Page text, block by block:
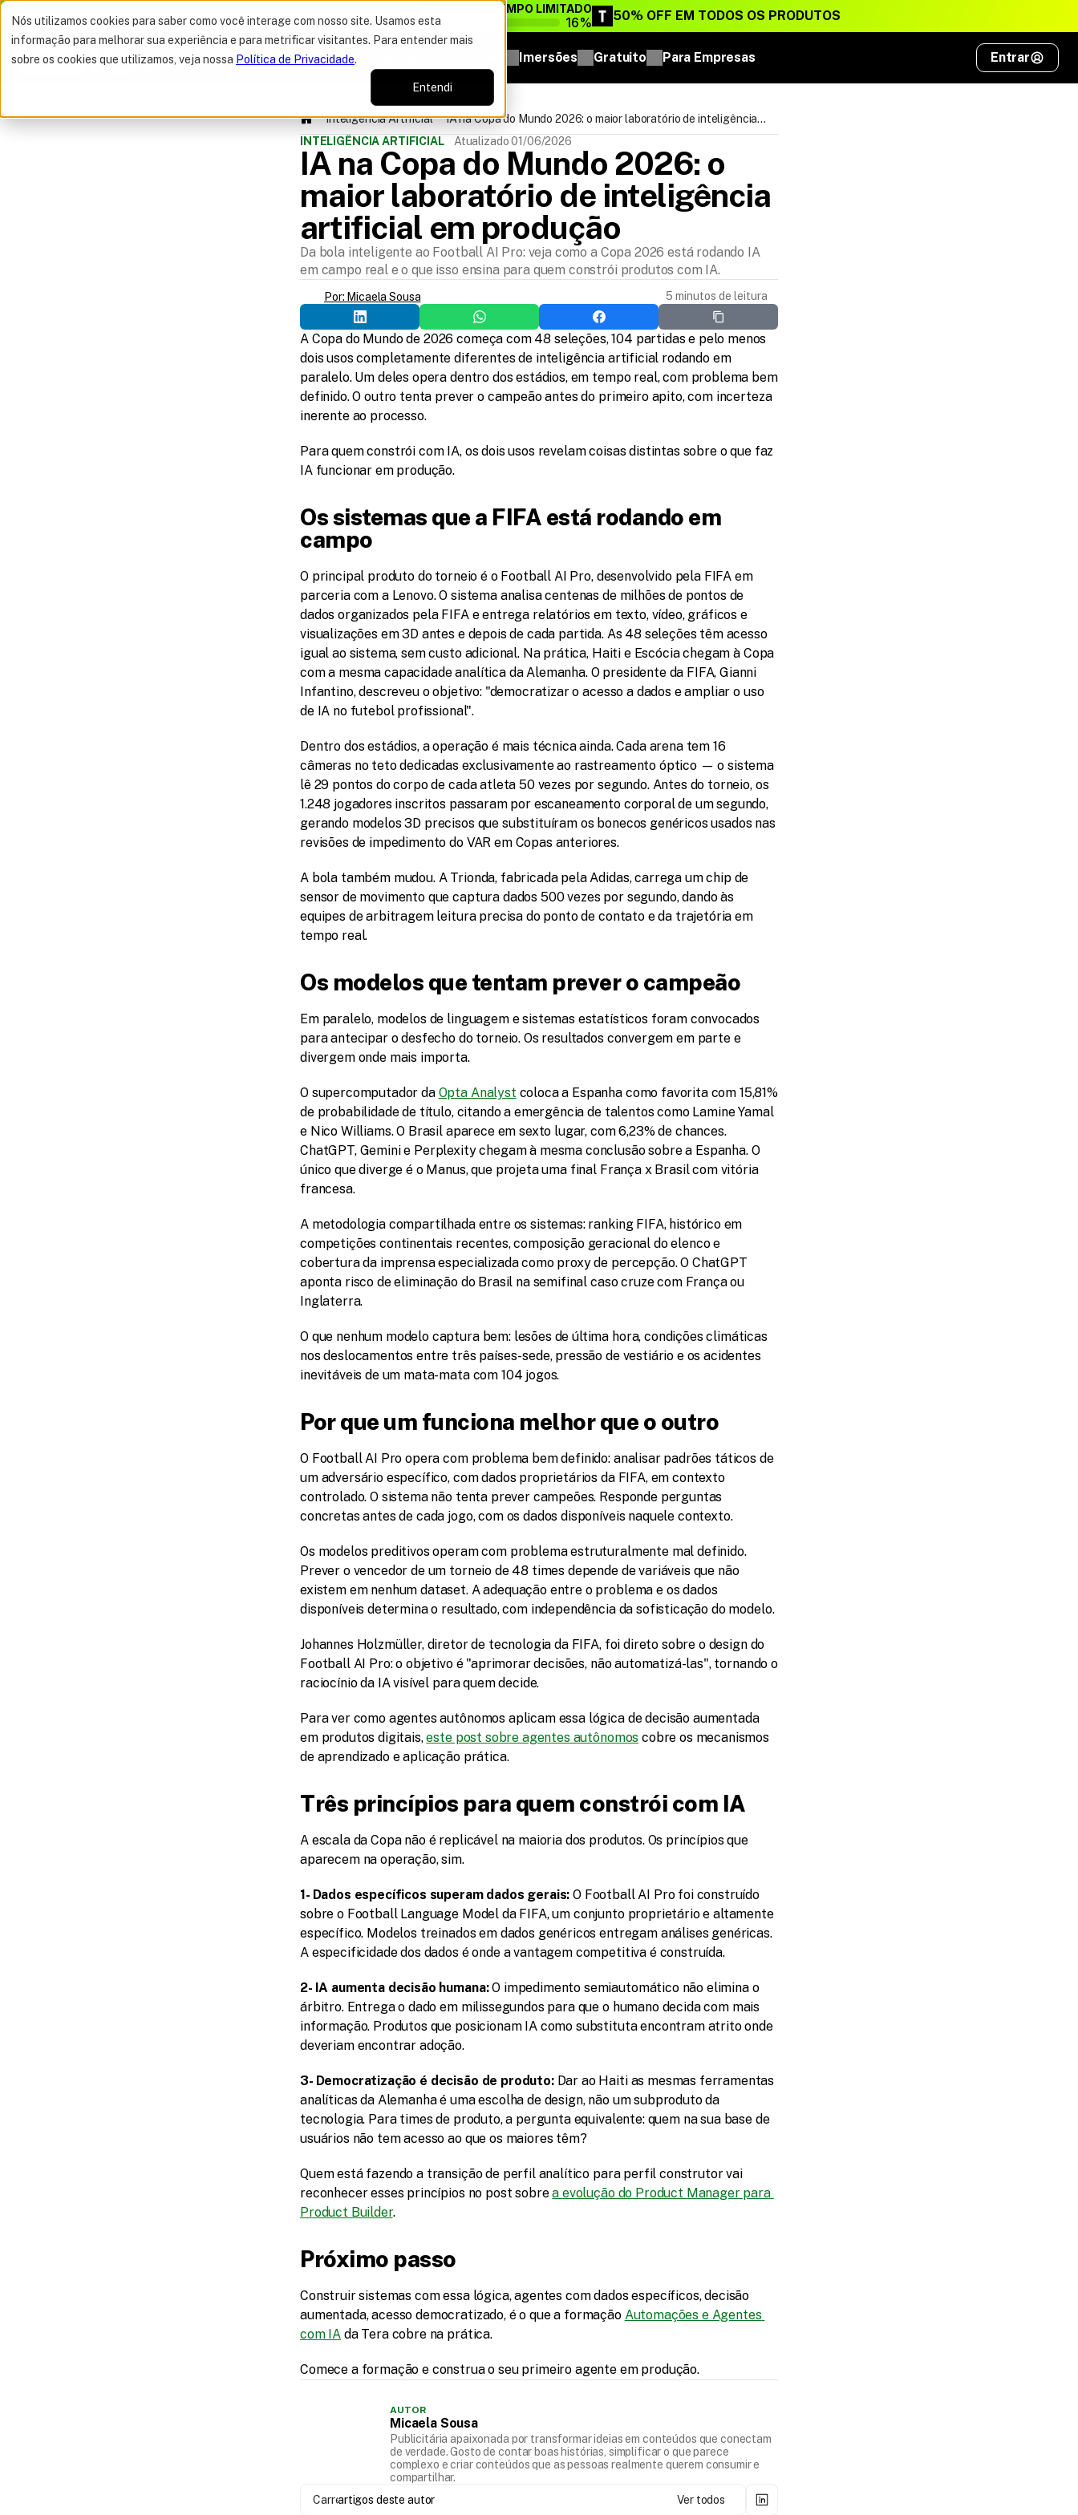
Nós utilizamos cookies para saber como você interage com nosso site. Usamos esta
informação para melhorar sua experiência e para metrificar visitantes. Para entender mais
sobre os cookies que utilizamos, veja nossa Política de Privacidade.
Entendi
Imersões Gratuito Para Empresas Entrar
MELHOR OFERTA DO ANO VAGAS POR TEMPO LIMITADO
16% 50% OFF EM TODOS OS PRODUTOS
Inteligência Artificial
IA na Copa do Mundo 2026: o maior laboratório de inteligência
artificial em produção
INTELIGÊNCIA ARTIFICIAL Atualizado 01/06/2026
IA na Copa do Mundo 2026: o
maior laboratório de inteligência
artificial em produção
Da bola inteligente ao Football AI Pro: veja como a Copa 2026 está rodando IA
em campo real e o que isso ensina para quem constrói produtos com IA.
Por: Micaela Sousa 5 minutos de leitura
A Copa do Mundo de 2026 começa com 48 seleções, 104 partidas e pelo menos
dois usos completamente diferentes de inteligência artificial rodando em
paralelo. Um deles opera dentro dos estádios, em tempo real, com problema bem
definido. O outro tenta prever o campeão antes do primeiro apito, com incerteza
inerente ao processo.
Para quem constrói com IA, os dois usos revelam coisas distintas sobre o que faz
IA funcionar em produção.
Os sistemas que a FIFA está rodando em
campo
O principal produto do torneio é o Football AI Pro, desenvolvido pela FIFA em
parceria com a Lenovo. O sistema analisa centenas de milhões de pontos de
dados organizados pela FIFA e entrega relatórios em texto, vídeo, gráficos e
visualizações em 3D antes e depois de cada partida. As 48 seleções têm acesso
igual ao sistema, sem custo adicional. Na prática, Haiti e Escócia chegam à Copa
com a mesma capacidade analítica da Alemanha. O presidente da FIFA, Gianni
Infantino, descreveu o objetivo: "democratizar o acesso a dados e ampliar o uso
de IA no futebol profissional".
Dentro dos estádios, a operação é mais técnica ainda. Cada arena tem 16
câmeras no teto dedicadas exclusivamente ao rastreamento óptico — o sistema
lê 29 pontos do corpo de cada atleta 50 vezes por segundo. Antes do torneio, os
1.248 jogadores inscritos passaram por escaneamento corporal de um segundo,
gerando modelos 3D precisos que substituíram os bonecos genéricos usados nas
revisões de impedimento do VAR em Copas anteriores.
A bola também mudou. A Trionda, fabricada pela Adidas, carrega um chip de
sensor de movimento que captura dados 500 vezes por segundo, dando às
equipes de arbitragem leitura precisa do ponto de contato e da trajetória em
tempo real.
Os modelos que tentam prever o campeão
Em paralelo, modelos de linguagem e sistemas estatísticos foram convocados
para antecipar o desfecho do torneio. Os resultados convergem em parte e
divergem onde mais importa.
O supercomputador da Opta Analyst coloca a Espanha como favorita com 15,81%
de probabilidade de título, citando a emergência de talentos como Lamine Yamal
e Nico Williams. O Brasil aparece em sexto lugar, com 6,23% de chances.
ChatGPT, Gemini e Perplexity chegam à mesma conclusão sobre a Espanha. O
único que diverge é o Manus, que projeta uma final França x Brasil com vitória
francesa.
A metodologia compartilhada entre os sistemas: ranking FIFA, histórico em
competições continentais recentes, composição geracional do elenco e
cobertura da imprensa especializada como proxy de percepção. O ChatGPT
aponta risco de eliminação do Brasil na semifinal caso cruze com França ou
Inglaterra.
O que nenhum modelo captura bem: lesões de última hora, condições climáticas
nos deslocamentos entre três países-sede, pressão de vestiário e os acidentes
inevitáveis de um mata-mata com 104 jogos.
Por que um funciona melhor que o outro
O Football AI Pro opera com problema bem definido: analisar padrões táticos de
um adversário específico, com dados proprietários da FIFA, em contexto
controlado. O sistema não tenta prever campeões. Responde perguntas
concretas antes de cada jogo, com os dados disponíveis naquele contexto.
Os modelos preditivos operam com problema estruturalmente mal definido.
Prever o vencedor de um torneio de 48 times depende de variáveis que não
existem em nenhum dataset. A adequação entre o problema e os dados
disponíveis determina o resultado, com independência da sofisticação do modelo.
Johannes Holzmüller, diretor de tecnologia da FIFA, foi direto sobre o design do
Football AI Pro: o objetivo é "aprimorar decisões, não automatizá-las", tornando o
raciocínio da IA visível para quem decide.
Para ver como agentes autônomos aplicam essa lógica de decisão aumentada
em produtos digitais, este post sobre agentes autônomos cobre os mecanismos
de aprendizado e aplicação prática.
Três princípios para quem constrói com IA
A escala da Copa não é replicável na maioria dos produtos. Os princípios que
aparecem na operação, sim.
1- Dados específicos superam dados gerais: O Football AI Pro foi construído
sobre o Football Language Model da FIFA, um conjunto proprietário e altamente
específico. Modelos treinados em dados genéricos entregam análises genéricas.
A especificidade dos dados é onde a vantagem competitiva é construída.
2- IA aumenta decisão humana: O impedimento semiautomático não elimina o
árbitro. Entrega o dado em milissegundos para que o humano decida com mais
informação. Produtos que posicionam IA como substituta encontram atrito onde
deveriam encontrar adoção.
3- Democratização é decisão de produto: Dar ao Haiti as mesmas ferramentas
analíticas da Alemanha é uma escolha de design, não um subproduto da
tecnologia. Para times de produto, a pergunta equivalente: quem na sua base de
usuários não tem acesso ao que os maiores têm?
Quem está fazendo a transição de perfil analítico para perfil construtor vai
reconhecer esses princípios no post sobre a evolução do Product Manager para
Product Builder.
Próximo passo
Construir sistemas com essa lógica, agentes com dados específicos, decisão
aumentada, acesso democratizado, é o que a formação Automações e Agentes
com IA da Tera cobre na prática.
Comece a formação e construa o seu primeiro agente em produção.
AUTOR
Micaela Sousa
Publicitária apaixonada por transformar ideias em conteúdos que conectam
de verdade. Gosto de contar boas histórias, simplificar o que parece
complexo e criar conteúdos que as pessoas realmente querem consumir e
compartilhar.
Carregando...
artigos deste autor Ver todos